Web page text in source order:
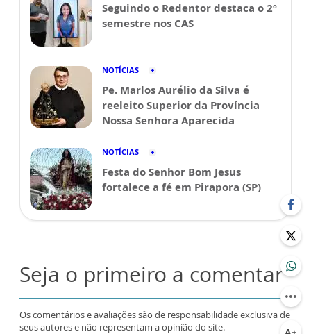
Seguindo o Redentor destaca o 2º
semestre nos CAS
NOTÍCIAS
Pe. Marlos Aurélio da Silva é
reeleito Superior da Província
Nossa Senhora Aparecida
NOTÍCIAS
Festa do Senhor Bom Jesus
fortalece a fé em Pirapora (SP)
Seja o primeiro a comentar
Os comentários e avaliações são de responsabilidade exclusiva de
seus autores e não representam a opinião do site.